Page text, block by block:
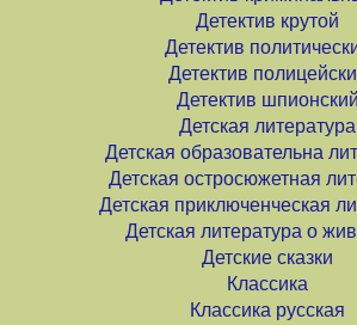
Детектив крутой
Детектив
Детектив
Детектив шпионский
Детская литература
Детская образовательна
Детская остросюжетная
Детская приключенческая
Детская литература о
Детские сказки
Классика
Классика русская